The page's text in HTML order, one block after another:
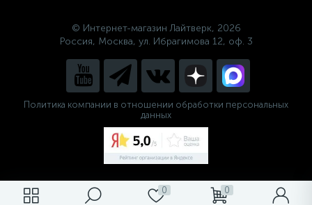
0 0
© Интернет-магазин Лайтверк, 2026
Россия, Москва, ул. Ибрагимова 12, оф. 3
Политика компании в отношении обработки персональных
данных